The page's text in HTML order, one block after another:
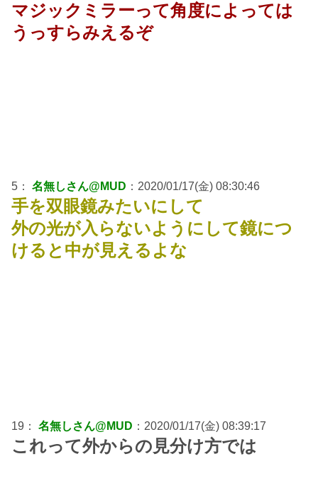
マジックミラーって角度によっては
うっすらみえるぞ
5： 名無しさん@MUD ：2020/01/17(金) 08:30:46
手を双眼鏡みたいにして
外の光が入らないようにして鏡につ
けると中が見えるよな
19： 名無しさん@MUD ：2020/01/17(金) 08:39:17
これって外からの見分け方では